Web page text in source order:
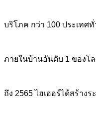
บริโภค กว่า 100 ประเทศ
ภายในบ้านอันดับ 1 ของโ
ถึง 2565 ไฮเออร์ได้สร้าง